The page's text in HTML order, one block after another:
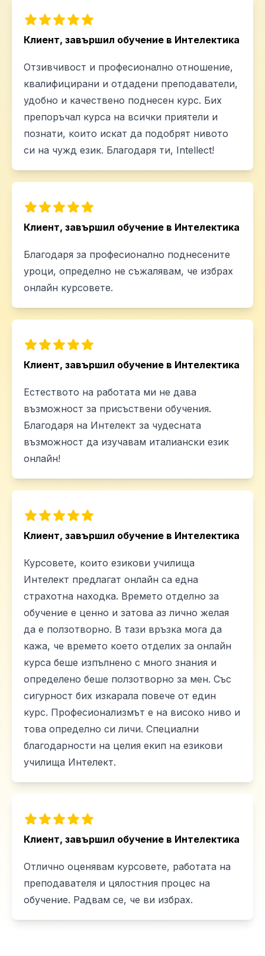
Клиент, завършил обучение в Интелектика
Отзивчивост и професионално отношение,
квалифицирани и отдадени преподаватели,
удобно и качествено поднесен курс. Бих
препоръчал курса на всички приятели и
познати, които искат да подобрят нивото
си на чужд език. Благодаря ти, Intellect!
Клиент, завършил обучение в Интелектика
Благодаря за професионално поднесените
уроци, определно не съжалявам, че избрах
онлайн курсовете.
Клиент, завършил обучение в Интелектика
Естеството на работата ми не дава
възможност за присъствени обучения.
Благодаря на Интелект за чудесната
възможност да изучавам италиански език
онлайн!
Клиент, завършил обучение в Интелектика
Курсовете, които езикови училища
Интелект предлагат онлайн са една
страхотна находка. Времето отделно за
обучение е ценно и затова аз лично желая
да е ползотворно. В тази връзка мога да
кажа, че времето което отделих за онлайн
курса беше изпълнено с много знания и
определено беше ползотворно за мен. Със
сигурност бих изкарала повече от един
курс. Професионализмът е на високо ниво и
това определно си личи. Специални
благодарности на целия екип на езикови
училища Интелект.
Клиент, завършил обучение в Интелектика
Отлично оценявам курсовете, работата на
преподавателя и цялостния процес на
обучение. Радвам се, че ви избрах.